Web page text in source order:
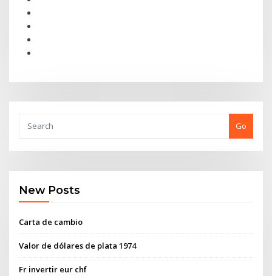
Go
New Posts
Carta de cambio
Valor de dólares de plata 1974
Fr invertir eur chf